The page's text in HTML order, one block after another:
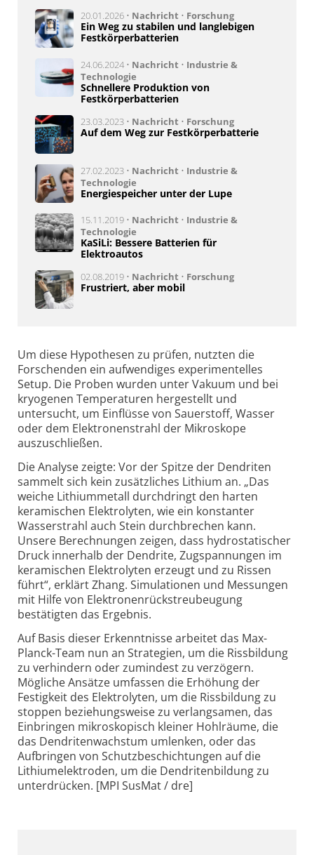
20.01.2026 • Nachricht • Forschung
Ein Weg zu stabilen und langlebigen
Festkörperbatterien
24.06.2024 • Nachricht • Industrie &
Technologie
Schnellere Produktion von
Festkörperbatterien
23.03.2023 • Nachricht • Forschung
Auf dem Weg zur Festkörperbatterie
27.02.2023 • Nachricht • Industrie &
Technologie
Energiespeicher unter der Lupe
15.11.2019 • Nachricht • Industrie &
Technologie
KaSiLi: Bessere Batterien für
Elektroautos
02.08.2019 • Nachricht • Forschung
Frustriert, aber mobil
Um diese Hypothesen zu prüfen, nutzten die
Forschenden ein aufwendiges experimentelles
Setup. Die Proben wurden unter Vakuum und bei
kryogenen Temperaturen hergestellt und
untersucht, um Einflüsse von Sauerstoff, Wasser
oder dem Elektronenstrahl der Mikroskope
auszuschließen.
Die Analyse zeigte: Vor der Spitze der Dendriten
sammelt sich kein zusätzliches Lithium an. „Das
weiche Lithiummetall durchdringt den harten
keramischen Elektrolyten, wie ein konstanter
Wasserstrahl auch Stein durchbrechen kann.
Unsere Berechnungen zeigen, dass hydrostatischer
Druck innerhalb der Dendrite, Zugspannungen im
keramischen Elektrolyten erzeugt und zu Rissen
führt“, erklärt Zhang. Simulationen und Messungen
mit Hilfe von Elektronenrückstreubeugung
bestätigten das Ergebnis.
Auf Basis dieser Erkenntnisse arbeitet das Max-
Planck-Team nun an Strategien, um die Rissbildung
zu verhindern oder zumindest zu verzögern.
Mögliche Ansätze umfassen die Erhöhung der
Festigkeit des Elektrolyten, um die Rissbildung zu
stoppen beziehungsweise zu verlangsamen, das
Einbringen mikroskopisch kleiner Hohlräume, die
das Dendritenwachstum umlenken, oder das
Aufbringen von Schutzbeschichtungen auf die
Lithiumelektroden, um die Dendritenbildung zu
unterdrücken. [MPI SusMat / dre]